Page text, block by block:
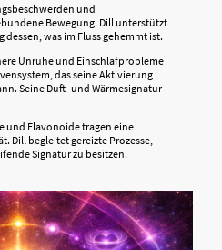
und
Bewegung. Dill unterstützt
was im Fluss gehemmt ist.
Unruhe und Einschlafprobleme
das seine Aktivierung
Seine Duft- und Wärmesignatur
und Flavonoide tragen eine
Dill begleitet gereizte Prozesse,
Signatur zu besitzen.